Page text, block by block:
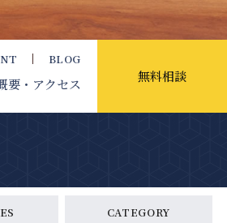
要 ・アクセス
BLOG
無料相談
CATEGORY